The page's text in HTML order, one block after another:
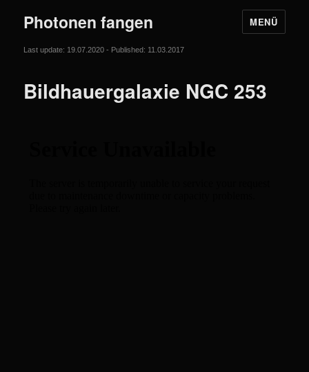
Photonen fangen MENÜ
Last update: 19.07.2020 - Published: 11.03.2017
Bildhauergalaxie NGC 253